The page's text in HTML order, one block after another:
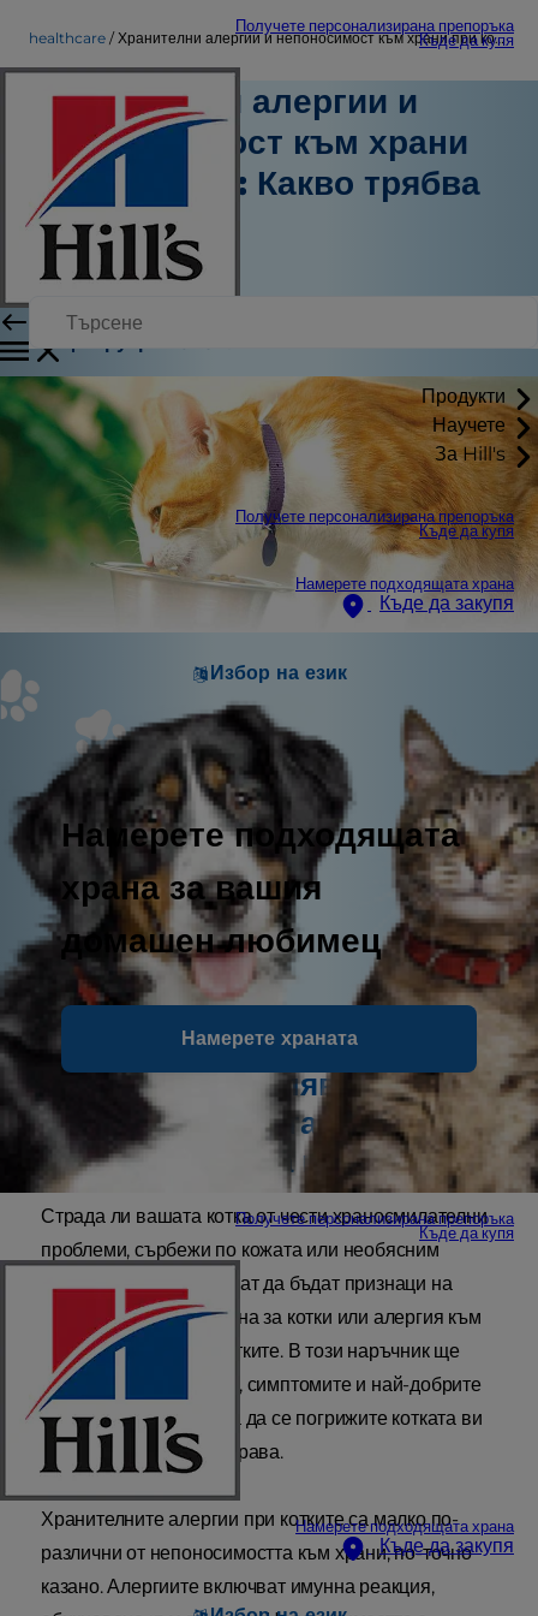
Получете персонализирана препоръка
Къде да купя
Продукти
Научете
За Hill's
Получете персонализирана препоръка
Къде да купя
Намерете подходящата храна
Къде да закупя
Избор на език
Намерете подходящата
храна за вашия
домашен любимец
Намерете храната
Получете персонализирана препоръка
Къде да купя
Намерете подходящата храна
Къде да закупя
healthcare Хранителни алергии и непоносимост към храни при котките: Какво трябва да знаете
Хранителни алергии и
непоносимост към храни
при котките: Какво трябва
да знаете
Здравеопазване
Персонален автор
Какво представлява
чувствителността или
непоносимостта към храна?
Страда ли вашата котка от чести храносмилателни
проблеми, сърбежи по кожата или необясним
дискомфорт? Това могат да бъдат признаци на
непоносимост към храна за котки или алергия към
храна срещана при котките. В този наръчник ще
разгледаме причините, симптомите и най-добрите
хранителни режими, за да се погрижите котката ви
да бъде щастлива и здрава.
Хранителните алергии при котките са малко по-
различни от непоносимостта към храни, по-точно
казано. Алергиите включват имунна реакция,